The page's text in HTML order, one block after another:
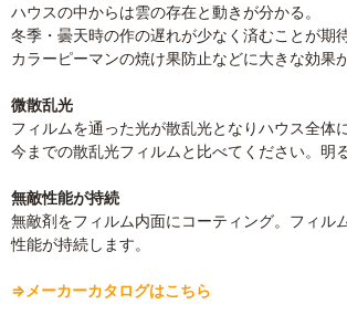
ハウスの中からは雲の存在と動きが分かる。
冬季・曇天時の作の遅れが少なく済むことが期
カラーピーマンの焼け果防止などに大きな効果
微散乱光
フィルムを通った光が散乱光となりハウス全体
今までの散乱光フィルムと比べてください。明
無敵性能が持続
無敵剤をフィルム内面にコーティング。フィル
性能が持続します。
⇒メーカーカタログはこちら